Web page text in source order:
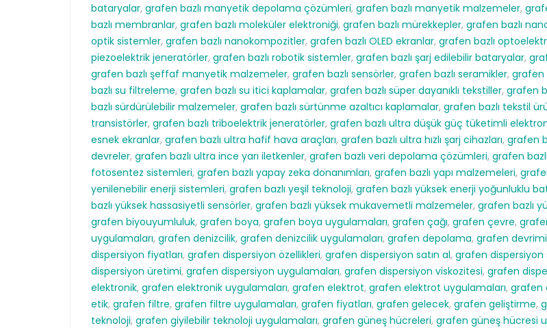
bataryalar, grafen bazlı manyetik depolama çözümleri, grafen bazlı manyetik malzemeler,
bazlı membranlar, grafen bazlı moleküler elektroniği, grafen bazlı mürekkepler, grafen bazlı
optik sistemler, grafen bazlı nanokompozitler, grafen bazlı OLED ekranlar, grafen bazlı
piezoelektrik jeneratörler, grafen bazlı robotik sistemler, grafen bazlı şarj edilebilir bataryalar,
grafen bazlı şeffaf manyetik malzemeler, grafen bazlı sensörler, grafen bazlı seramikler, grafen
bazlı su filtreleme, grafen bazlı su itici kaplamalar, grafen bazlı süper dayanıklı tekstiller, grafen
bazlı sürdürülebilir malzemeler, grafen bazlı sürtünme azaltıcı kaplamalar, grafen bazlı tekstil
transistörler, grafen bazlı triboelektrik jeneratörler, grafen bazlı ultra düşük güç tüketimli
esnek ekranlar, grafen bazlı ultra hafif hava araçları, grafen bazlı ultra hızlı şarj cihazları, grafen
devreler, grafen bazlı ultra ince yarı iletkenler, grafen bazlı veri depolama çözümleri, grafen
fotosentez sistemleri, grafen bazlı yapay zeka donanımları, grafen bazlı yapı malzemeleri,
yenilenebilir enerji sistemleri, grafen bazlı yeşil teknoloji, grafen bazlı yüksek enerji yoğunluklu
bazlı yüksek hassasiyetli sensörler, grafen bazlı yüksek mukavemetli malzemeler, grafen bazlı
grafen biyouyumluluk, grafen boya, grafen boya uygulamaları, grafen çağı, grafen çevre,
uygulamaları, grafen denizcilik, grafen denizcilik uygulamaları, grafen depolama, grafen devrimi
dispersiyon fiyatları, grafen dispersiyon özellikleri, grafen dispersiyon satın al, grafen dispersiyon
dispersiyon üretimi, grafen dispersiyon uygulamaları, grafen dispersiyon viskozitesi, grafen
elektronik, grafen elektronik uygulamaları, grafen elektrot, grafen elektrot uygulamaları, grafen
etik, grafen filtre, grafen filtre uygulamaları, grafen fiyatları, grafen gelecek, grafen geliştirme,
teknoloji, grafen giyilebilir teknoloji uygulamaları, grafen güneş hücreleri, grafen güneş hücresi